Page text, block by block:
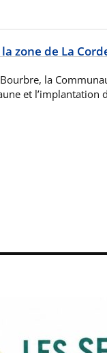
zone de La
la
et l’implantation